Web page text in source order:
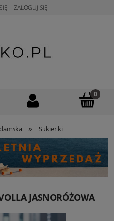
ZALOGUJ SIĘ
» Sukienki
JASNORÓŻOWA